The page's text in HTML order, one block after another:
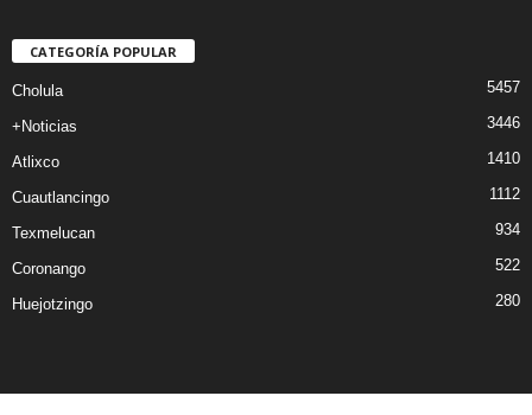
CATEGORÍA POPULAR
Cholula 5457
+Noticias 3446
Atlixco 1410
Cuautlancingo 1112
Texmelucan 934
Coronango 522
Huejotzingo 280